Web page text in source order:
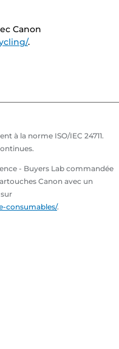
Canon
.
à la norme ISO/IEC 24711.
- Buyers Lab commandée
Canon avec un
consumables/.